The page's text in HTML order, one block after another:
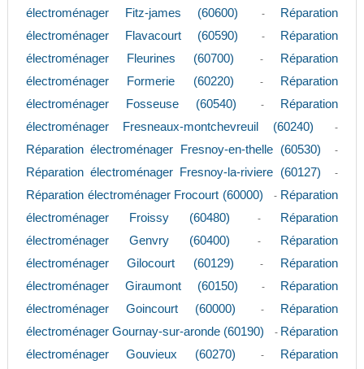
électroménager Fitz-james (60600)
-
Réparation
électroménager Flavacourt (60590)
-
Réparation
électroménager Fleurines (60700)
-
Réparation
électroménager Formerie (60220)
-
Réparation
électroménager Fosseuse (60540)
-
Réparation
électroménager Fresneaux-montchevreuil (60240)
-
Réparation électroménager Fresnoy-en-thelle (60530) -
Réparation électroménager Fresnoy-la-riviere (60127) -
Réparation électroménager Frocourt (60000) - Réparation
électroménager Froissy (60480)
-
Réparation
électroménager Genvry (60400)
-
Réparation
électroménager Gilocourt (60129)
-
Réparation
électroménager Giraumont (60150)
-
Réparation
électroménager Goincourt (60000)
-
Réparation
électroménager Gournay-sur-aronde (60190)
- Réparation
électroménager Gouvieux (60270)
-
Réparation